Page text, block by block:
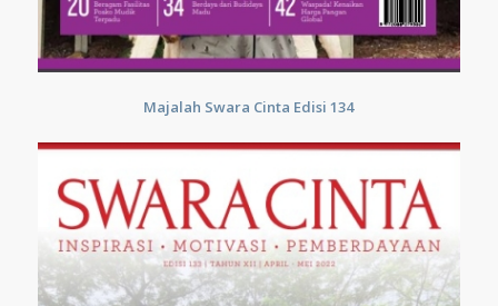
Majalah Swara Cinta Edisi 134